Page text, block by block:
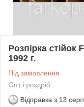
Розпірка стійок
1992 г.
Під замовлення
Опт і роздріб
Відправка з 13